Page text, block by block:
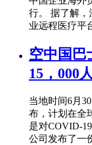
行。 据了解，
业远程医疗平
空中国巴
15，000
当地时间6月
布，计划在全
是对COVID-
公司发布了一